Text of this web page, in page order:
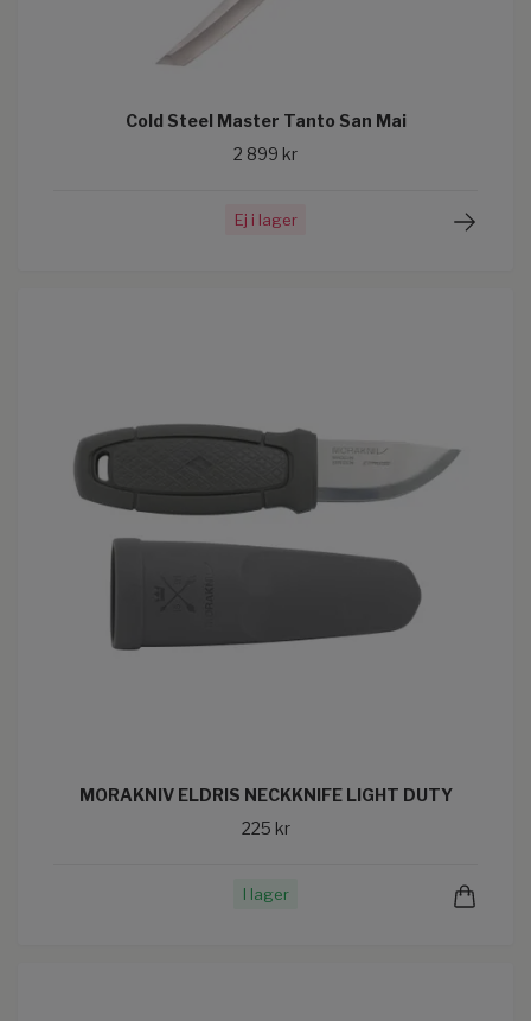
Cold Steel Master Tanto San Mai
2 899 kr
Ej i lager
MORAKNIV ELDRIS NECKKNIFE LIGHT DUTY
225 kr
I lager